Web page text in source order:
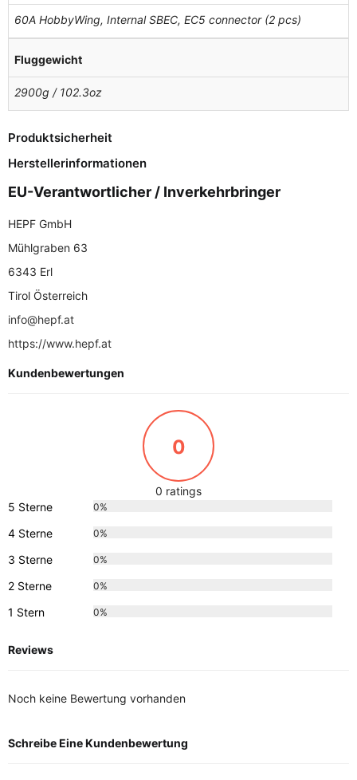
60A HobbyWing, Internal SBEC, EC5 connector (2 pcs)
Fluggewicht
2900g / 102.3oz
Produktsicherheit
Herstellerinformationen
EU-Verantwortlicher / Inverkehrbringer
HEPF GmbH
Mühlgraben 63
6343 Erl
Tirol Österreich
info@hepf.at
https://www.hepf.at
Kundenbewertungen
0
0 ratings
5 Sterne
0%
4 Sterne 0%
3 Sterne 0%
2 Sterne 0%
1 Stern 0%
Reviews
Noch keine Bewertung vorhanden
Schreibe Eine Kundenbewertung